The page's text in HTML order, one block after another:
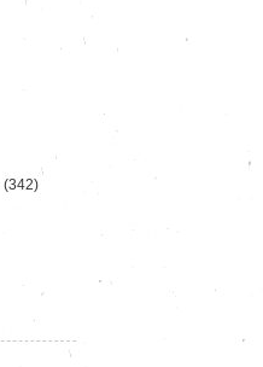
(342)